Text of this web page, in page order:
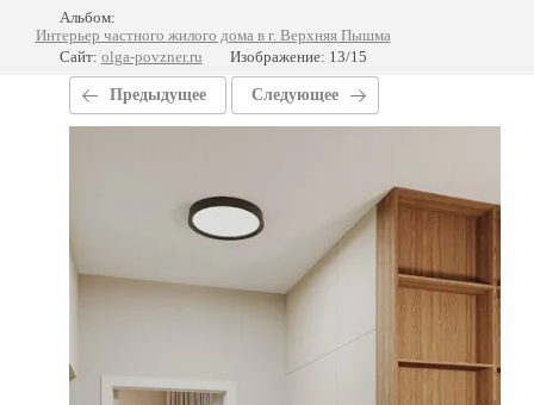
Альбом:
Интерьер частного жилого дома в г. Верхняя Пышма
Сайт: olga-povzner.ru Изображение: 13/15
Предыдущее Следующее